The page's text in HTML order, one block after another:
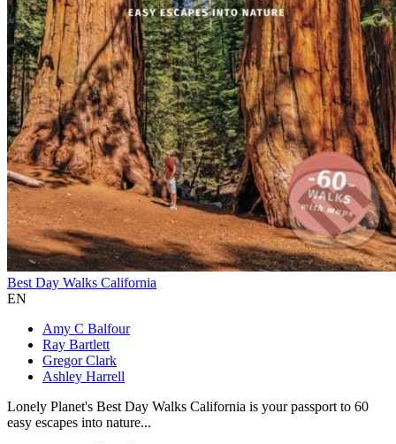
Best Day Walks California
EN
Amy C Balfour
Ray Bartlett
Gregor Clark
Ashley Harrell
Lonely Planet's Best Day Walks California is your passport to 60
easy escapes into nature...